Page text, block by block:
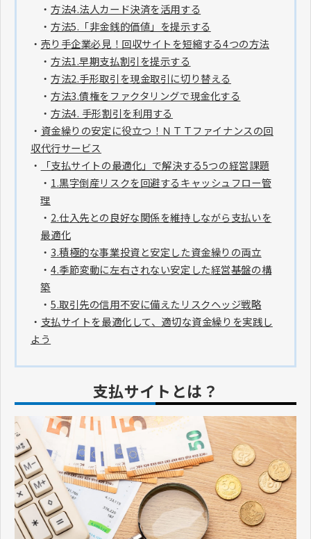
・ 方法4.法人カード決済を活用する
・ 方法5.「非金銭的価値」を提示する
・ 売り手企業必見！回収サイトを短縮する4つの方法
・ 方法1.早期支払割引を提示する
・ 方法2.手形取引を現金取引に切り替える
・ 方法3.債権をファクタリングで現金化する
・ 方法4. 手形割引を利用する
・ 資金繰りの安定に役立つ！ＮＴＴファイナンスの回
収代行サービス
・
「支払サイトの最適化」で解決する5つの経営課題
・ 1.黒字倒産リスクを回避するキャッシュフロー管
理
・ 2.仕入先との良好な関係を維持しながら支払いを
最適化
・ 3.積極的な事業投資と安定した資金繰りの両立
・ 4.季節変動に左右されない安定した経営基盤の構
築
・ 5.取引先の信用不安に備えたリスクヘッジ戦略
・ 支払サイトを最適化して、適切な資金繰りを実践し
よう
支払サイトとは？